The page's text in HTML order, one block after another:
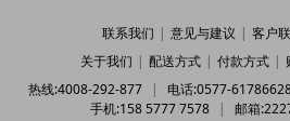
联系我们 | 意见与建议 | 客户
关于我们 | 配送方式 | 付款方式 |
热线:4008-292-877
| 电话:0577-
手机:158 5777 7578
|
邮箱